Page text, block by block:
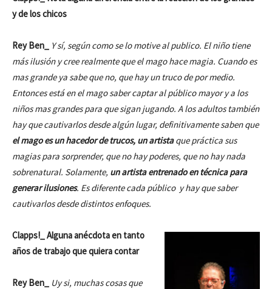
y de los chicos
Rey Ben_
Y sí, según como se lo motive al publico. El niño tiene
más ilusión y cree realmente que el mago hace magia. Cuando es
mas grande ya sabe que no, que hay un truco de por medio.
Entonces está en el mago saber captar al público mayor y a los
niños mas grandes para que sigan jugando. A los adultos también
hay que cautivarlos desde algún lugar, definitivamente saben que
el mago es un hacedor de trucos, un artistaque práctica sus
magias para sorprender, que no hay poderes, que no hay nada
sobrenatural. Solamente, un artista entrenado en técnica para
generar ilusiones. Es diferente cada público y hay que saber
cautivarlos desde distintos enfoques.
Clapps!_ Alguna anécdota en tanto
años de trabajo que quiera contar
Rey Ben_
Uy si, muchas cosas que